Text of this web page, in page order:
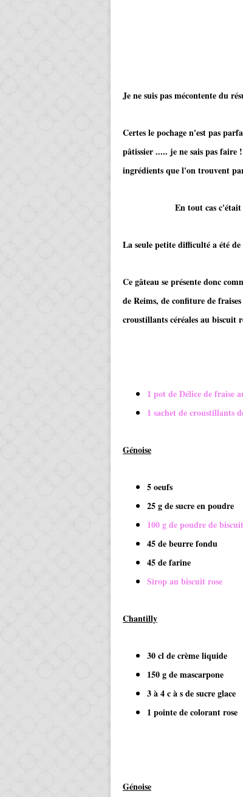
Je ne suis pas mécontente du
Certes le pochage n'est pas
pâtissier ..... je ne sais pas faire
ingrédients que l'on trouvent
En tout cas c'était bien
La seule petite difficulté a été
Ce gâteau se présente donc
de Reims, de confiture de
croustillants céréales au biscuit
1 pot de Délice de fraise
1 sachet de croustillants
Génoise
5 oeufs
25 g de sucre en poudre
100 g de poudre de
45 de beurre fondu
45 de farine
Sirop au biscuit rose
Chantilly
30 cl de crème liquide
150 g de mascarpone
3 à 4 c à s de sucre glace
1 pointe de colorant rose
Génoise